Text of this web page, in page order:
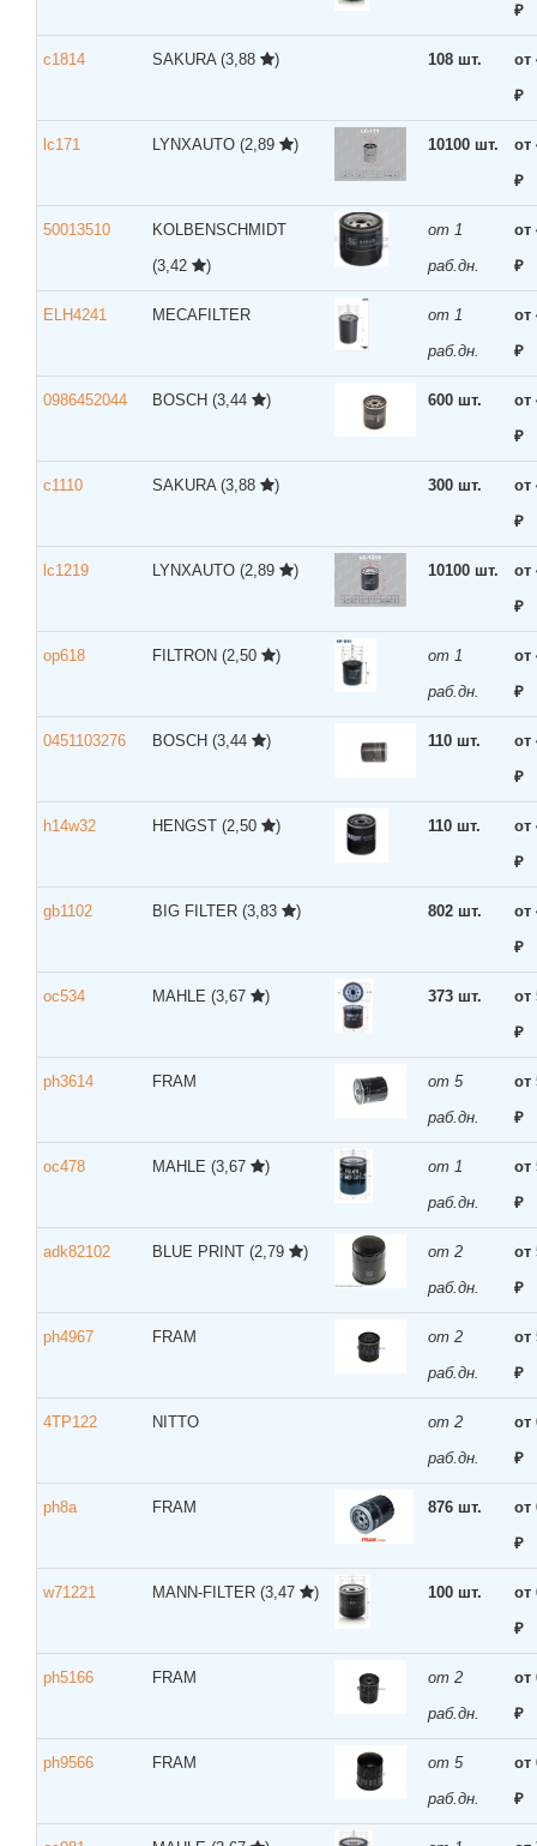
₽
c1814 SAKURA (3,88 ) 108 шт.
от
₽
lc171 LYNXAUTO (2,89 ) 10100 шт.
от
₽
50013510
KOLBENSCHMIDT
(3,42
)
от 1
раб.дн.
от
₽
ELH4241 MECAFILTER
от 1
раб.дн.
от
₽
0986452044 BOSCH (3,44 ) 600 шт.
от
₽
c1110 SAKURA (3,88 ) 300 шт.
от
₽
lc1219 LYNXAUTO (2,89 ) 10100 шт.
от
₽
op618 FILTRON (2,50 )
от 1
раб.дн.
от
₽
0451103276 BOSCH (3,44 ) 110 шт.
от
₽
h14w32 HENGST (2,50 ) 110 шт.
от
₽
gb1102 BIG FILTER (3,83 ) 802 шт.
от
₽
oc534 MAHLE (3,67 ) 373 шт.
от
₽
ph3614 FRAM
от 5
раб.дн.
от
₽
oc478 MAHLE (3,67 )
от 1
раб.дн.
от
₽
adk82102 BLUE PRINT (2,79 )
от 2
раб.дн.
от
₽
ph4967 FRAM
от 2
раб.дн.
от
₽
4TP122 NITTO
от 2
раб.дн.
от
₽
ph8a FRAM 876 шт.
от
₽
w71221 MANN-FILTER (3,47 ) 100 шт.
от
₽
ph5166 FRAM
от 2
раб.дн.
от
₽
ph9566 FRAM
от 5
раб.дн.
от
₽